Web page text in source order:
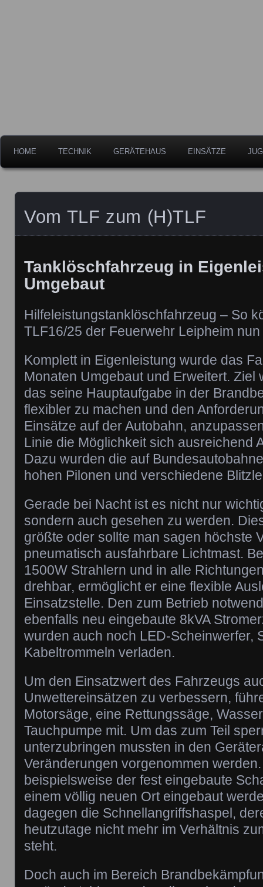
HOME TECHNIK GERÄTEHAUS EINSÄTZE
Vom TLF zum (H)TLF
Tanklöschfahrzeug in
Umgebaut
Hilfeleistungstanklöschfahrzeug – So
TLF16/25 der Feuerwehr Leipheim
Komplett in Eigenleistung wurde das
Monaten Umgebaut und Erweitert. Ziel
das seine Hauptaufgabe in der
flexibler zu machen und den
Einsätze auf der Autobahn,
Linie die Möglichkeit sich ausreichend
Dazu wurden die auf
hohen Pilonen und verschiedene
Gerade bei Nacht ist es nicht nur
sondern auch gesehen zu werden.
größte oder sollte man sagen höchste
pneumatisch ausfahrbare Lichtmast.
1500W Strahlern und in alle
drehbar, ermöglicht er eine flexible
Einsatzstelle. Den zum Betrieb
ebenfalls neu eingebaute 8kVA
wurden auch noch LED-Scheinwerfer,
Kabeltrommeln verladen.
Um den Einsatzwert des Fahrzeugs
Unwettereinsätzen zu verbessern,
Motorsäge, eine Rettungssäge,
Tauchpumpe mit. Um das zum Teil
unterzubringen mussten in den
Veränderungen vorgenommen
beispielsweise der fest eingebaute
einem völlig neuen Ort eingebaut
dagegen die Schnellangriffshaspel,
heutzutage nicht mehr im Verhältnis
steht.
Doch auch im Bereich